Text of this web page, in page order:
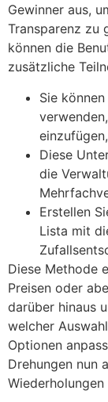
Gewinner aus,
Transparenz zu
können die
zusätzliche
Sie
Diese
die
Erstellen
Lista mit
Diese Methode
Preisen oder
darüber hinaus
welcher
Optionen
Drehungen nun